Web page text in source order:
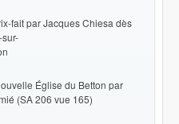
fait par Jacques Chiesa dès
Église du Betton par
(SA 206 vue 165)